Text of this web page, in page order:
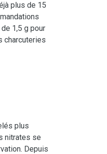
plus de 15
1,5 g pour
charcuteries
plus
nitrates se
Depuis